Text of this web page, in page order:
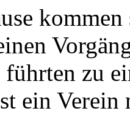
führten zu
ein